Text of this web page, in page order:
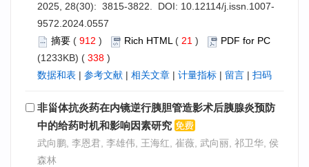
2025, 28(30): 3815-3822. DOI: 10.12114/j.issn.1007-
9572.2024.0557
摘要 ( 912 ) Rich HTML( 21 )
PDF for PC
(1233KB) ( 338 )
数据和表 | 参考文献 | 相关文章 | 计量指标 | 留言 | 扫码
非甾体抗炎药在内镜逆行胰胆管造影术后胰腺炎预防
中的给药时机和影响因素研究
武向鹏, 李恩君, 李雄伟, 王海红, 崔薇, 武向丽, 祁卫华, 侯
森林